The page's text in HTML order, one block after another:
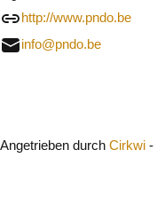
http://www.pndo.be
info@pndo.be
Angetrieben durch Cirkwi -